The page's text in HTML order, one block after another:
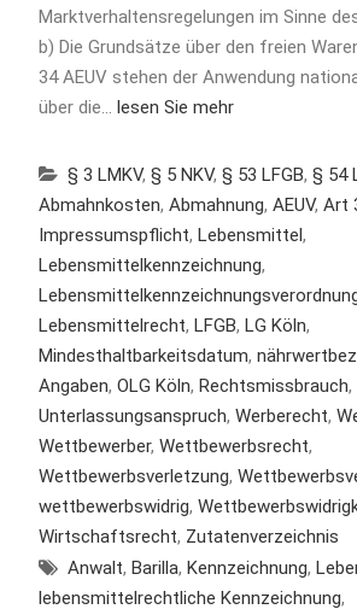
Marktverhaltensregelungen im Sinne
b) Die Grundsätze über den freien
34 AEUV stehen der Anwendung
über die… lesen Sie mehr
§ 3 LMKV, § 5 NKV, § 53 LFGB, § 54
Abmahnkosten, Abmahnung, AEUV, Art
Impressumspflicht, Lebensmittel,
Lebensmittelkennzeichnung,
Lebensmittelrecht, LFGB, LG Köln,
Mindesthaltbarkeitsdatum,
Angaben, OLG Köln, Rechtsmissbrauch,
Unterlassungsanspruch, Werberecht,
Wettbewerber, Wettbewerbsrecht,
Wettbewerbsverletzung,
wettbewerbswidrig,
Wirtschaftsrecht, Zutatenverzeichnis
Anwalt, Barilla, Kennzeichnung,
lebensmittelrechtliche Kennzeichnung,